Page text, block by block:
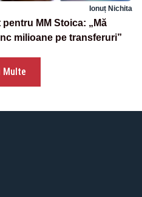
Ionuț Nichita
MM Stoica: „Mă
milioane pe transferuri”
Multe